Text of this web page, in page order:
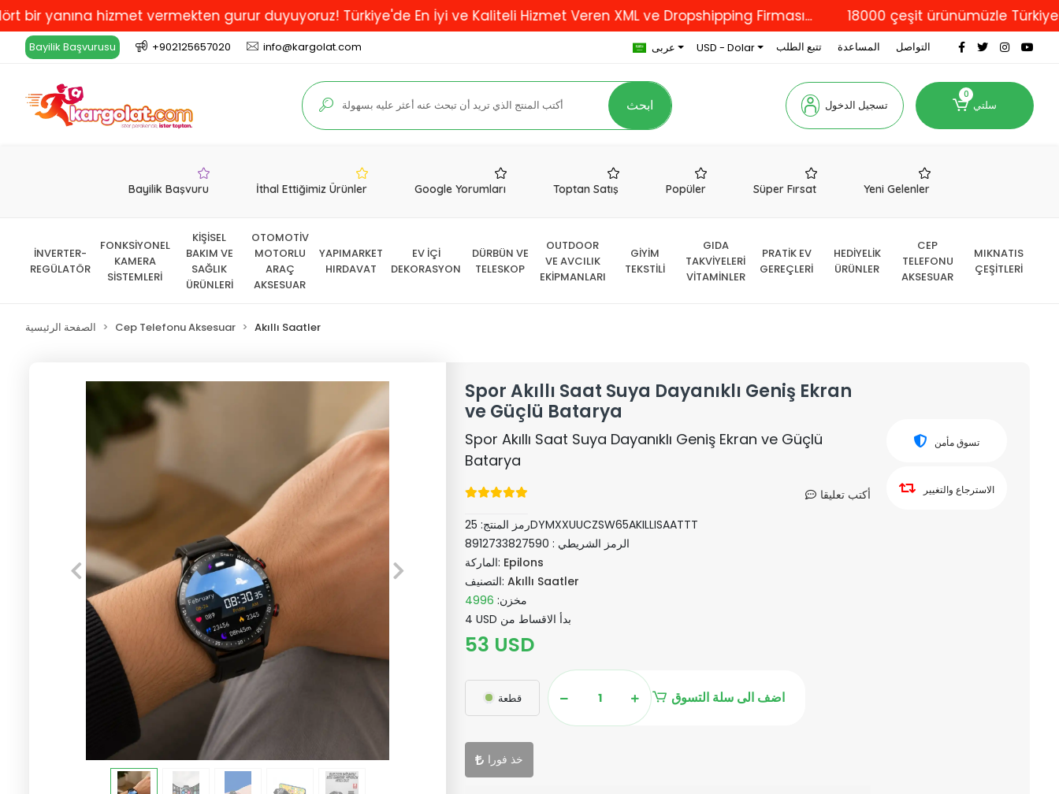
hizmet vermekten gurur duyuyoruz! Türkiye'de En İyi ve Kaliteli Hizmet Veren XML ve Dropshipping Firması... 18000 çeşit ürünümüzle Türkiye'nin
Bayilik Başvurusu +902125657020 info@kargolat.com عربى USD - Dolar تتبع الطلب المساعدة التواصل
ابحث تسجيل الدخول
0
سلتي
Bayilik Başvuru İthal Ettiğimiz Ürünler Google Yorumları Toptan Satış Popüler Süper Fırsat Yeni Gelenler
İNVERTER-
REGÜLATÖR
FONKSİYONEL
KAMERA
SİSTEMLERİ
KİŞİSEL
BAKIM VE
SAĞLIK
ÜRÜNLERİ
OTOMOTİV
MOTORLU
ARAÇ
AKSESUAR
YAPIMARKET
HIRDAVAT
EV İÇİ
DEKORASYON
DÜRBÜN VE
TELESKOP
OUTDOOR
VE AVCILIK
EKİPMANLARI
GİYİM
TEKSTİLİ
GIDA
TAKVİYELERİ
VİTAMİNLER
PRATİK EV
GEREÇLERİ
HEDİYELİK
ÜRÜNLER
CEP
TELEFONU
AKSESUAR
MIKNATIS
ÇEŞİTLERİ
الصفحة الرئيسية Cep Telefonu Aksesuar Akıllı Saatler
Spor Akıllı Saat Suya Dayanıklı Geniş Ekran
ve Güçlü Batarya
Spor Akıllı Saat Suya Dayanıklı Geniş Ekran ve Güçlü
Batarya
أكتب تعليقا
رمز المنتج:25DYMXXUUCZSW65AKILLISAATTT
الرمز الشريطي : 8912733827590
الماركة: Epilons
التصنيف:Akıllı Saatler
مخزن: 4996
4 USD بدأ الاقساط من
53 USD
قطعة اضف الى سلة التسوق
خذ فورا
تسوق مأمن
الاسترجاع والتغيير